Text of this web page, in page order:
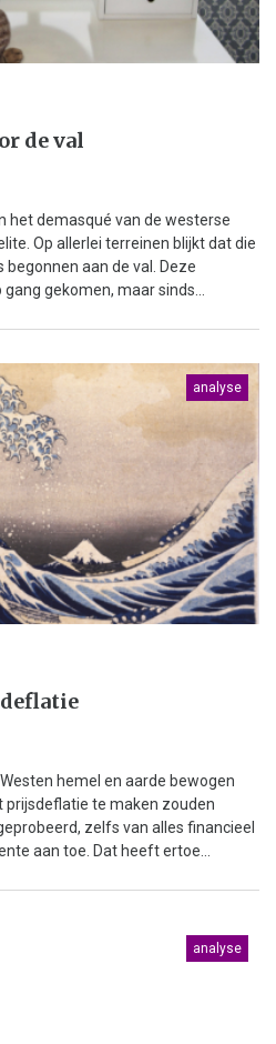
de val
het demasqué van de westerse
Op allerlei terreinen blijkt dat die
aan de val. Deze
gekomen, maar sinds...
analyse
hemel en aarde bewogen
te maken zouden
zelfs van alles financieel
aan toe. Dat heeft ertoe...
analyse